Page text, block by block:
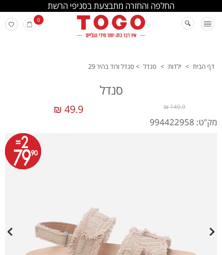
החלפה והחזרה מתבצעת בסניפי הרשת
0
דף הבית > ילדות > סנדל > סנדל ורוד בהיר 29
סנדל
49.9 ₪ 149.9 ₪
מק"ט: 994422958